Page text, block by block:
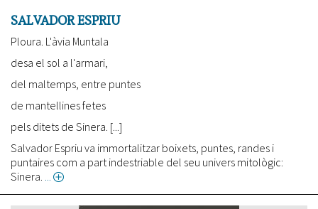
SALVADOR ESPRIU
Ploura. L'àvia Muntala
desa el sol a l'armari,
del maltemps, entre puntes
de mantellines fetes
pels ditets de Sinera. [...]
Salvador Espriu va immortalitzar boixets, puntes, randes i
puntaires com a part indestriable del seu univers mitològic:
Sinera.
Espriu